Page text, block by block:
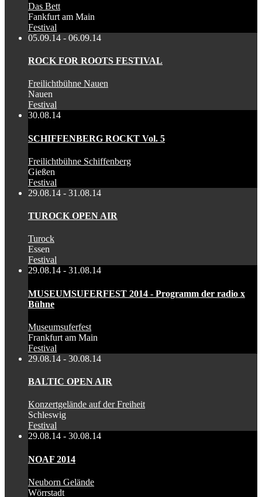
Das Bett
Fankfurt am Main
Festival
05.09.14 - 06.09.14
ROCK FOR ROOTS FESTIVAL
Freilichtbühne Nauen
Nauen
Festival
30.08.14
SCHIFFENBERG ROCKT Vol. 5
Freilichtbühne Schiffenberg
Gießen
Festival
29.08.14 - 31.08.14
TUROCK OPEN AIR
Turock
Essen
Festival
29.08.14 - 31.08.14
MUSEUMSUFERFEST 2014 - Programm der radio x
Bühne
Museumsuferfest
Frankfurt am Main
Festival
29.08.14 - 30.08.14
BALTIC OPEN AIR
Konzertgelände auf der Freiheit
Schleswig
Festival
29.08.14 - 30.08.14
NOAF 2014
Neuborn Gelände
Wörrstadt